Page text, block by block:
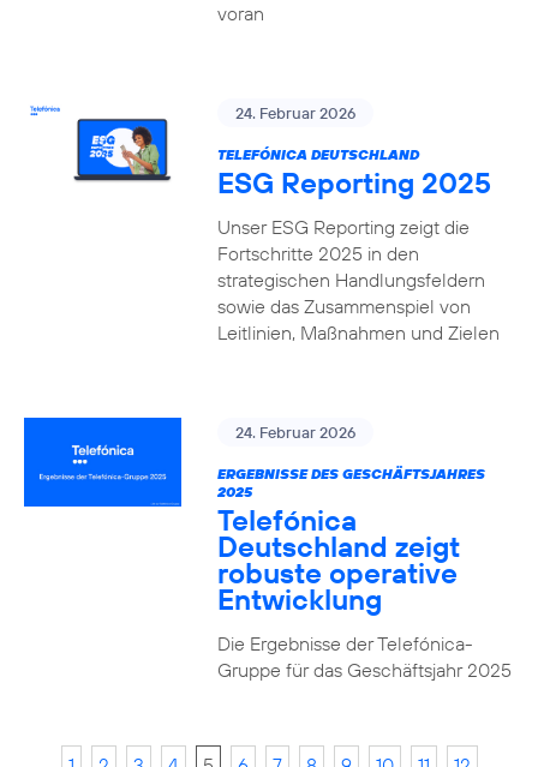
voran
24. Februar 2026
TELEFÓNICA DEUTSCHLAND
ESG Reporting 2025
Unser ESG Reporting zeigt die
Fortschritte 2025 in den
strategischen Handlungsfeldern
sowie das Zusammenspiel von
Leitlinien, Maßnahmen und Zielen
24. Februar 2026
ERGEBNISSE DES GESCHÄFTSJAHRES
2025
Telefónica
Deutschland zeigt
robuste operative
Entwicklung
Die Ergebnisse der Telefónica-
Gruppe für das Geschäftsjahr 2025